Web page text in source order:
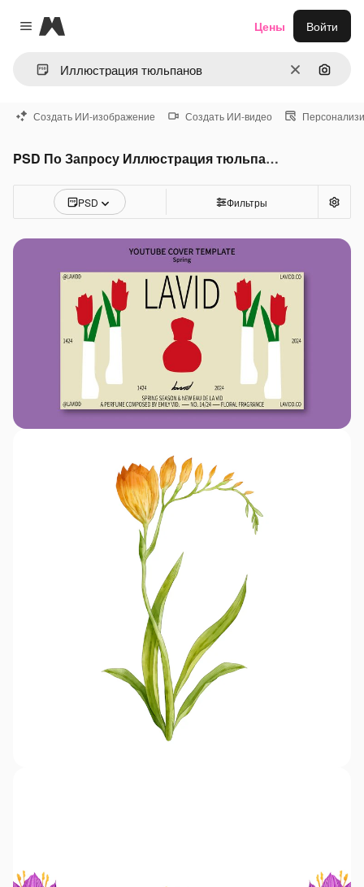
Close menu
Magnific
ОчиститьПоиск
Цены Войти
Создать ИИ-изображение Создать ИИ-видео
PSD По Запросу Иллюстрация тюльпанов
PSD Фильтры